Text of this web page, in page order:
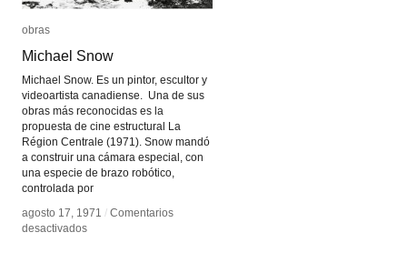
obras
Michael Snow
Michael Snow. Es un pintor, escultor y
videoartista canadiense. Una de sus
obras más reconocidas es la
propuesta de cine estructural La
Région Centrale (1971). Snow mandó
a construir una cámara especial, con
una especie de brazo robótico,
controlada por
agosto 17, 1971 / Comentarios
desactivadosen
obras
Michael Snow
agosto 17, 1971 / Comentarios
desactivadosen